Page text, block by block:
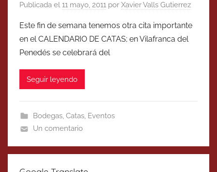
Publicada el 11 mayo, 2011 por Xavier Valls Gutierrez
Este fin de semana tenemos otra cita importante
en el CALENDARIO DE CATAS; en Vilafranca del
Penedés se celebrará del
Seguir leyendo
Bodegas, Catas, Eventos
Un comentario